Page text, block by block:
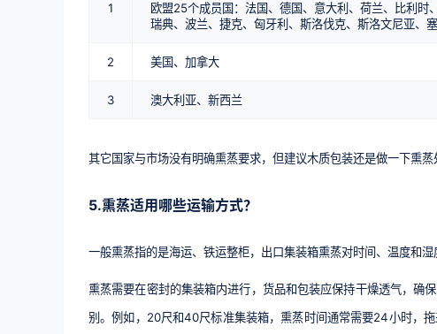
1
欧盟25个成员国：法国、德国、意大利、荷兰、比利时
瑞典、波兰、捷克、匈牙利、斯洛伐克、斯洛文尼亚、
2 美国、加拿大
3 澳大利亚、新西兰
其它国家与市场没有明确熏蒸要求，但建议木质包装还是做一下熏蒸
5.熏蒸适用哪些运输方式？
一般熏蒸指的是海运、铁运整柜，出口集装箱熏蒸对时间、温度和湿
熏蒸需要在密封的集装箱内进行，货品和包装应保持干燥透气，确
别。例如，20尺和40尺标准集装箱，熏蒸时间通常需要24小时，